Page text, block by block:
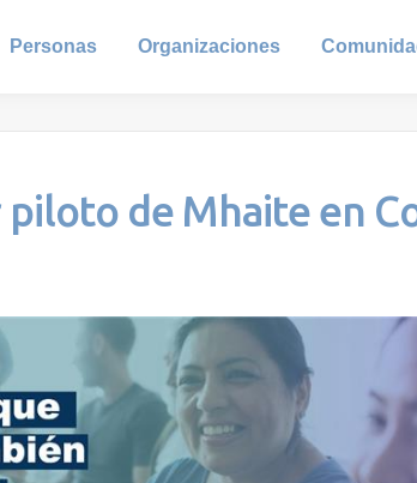
Personas Organizaciones
de Mhaite en